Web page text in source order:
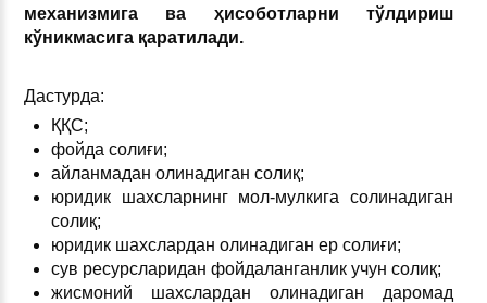
механизмига ва ҳисоботларни тўлдириш
кўникмасига қаратилади.
Дастурда:
ҚҚС;
фойда солиғи;
айланмадан олинадиган солиқ;
юридик шахсларнинг мол-мулкига солинадиган
солиқ;
юридик шахслардан олинадиган ер солиғи;
сув ресурсларидан фойдаланганлик учун солиқ;
жисмоний шахслардан олинадиган даромад